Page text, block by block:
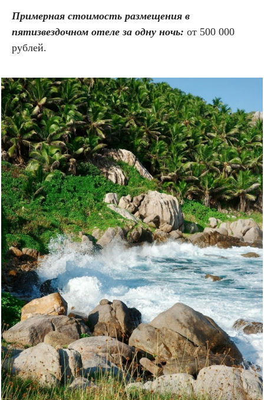
Примерная стоимость размещения в
пятизвездочном отеле за одну ночь: от 500 000
рублей.